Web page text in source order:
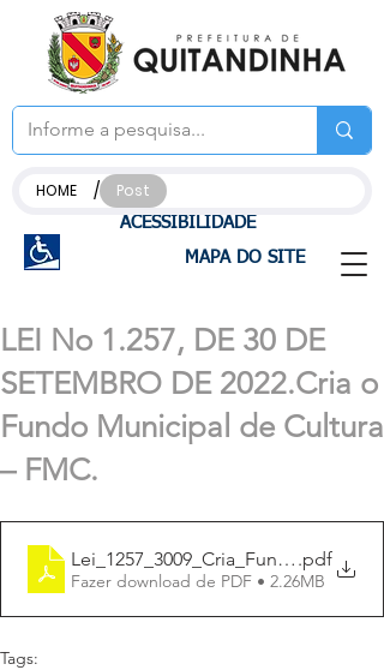
ACESSIBILIDADE
MAPA DO SITE
HOME / Post
LEI No 1.257, DE 30 DE
SETEMBRO DE 2022.Cria o
Fundo Municipal de Cultura
– FMC.
.pdf
Fazer download de PDF • 2.26MB
Tags: